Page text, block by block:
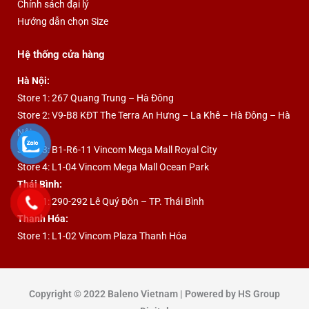
Chính sách đại lý
Hướng dẫn chọn Size
Hệ thống cửa hàng
Hà Nội:
Store 1: 267 Quang Trung – Hà Đông
Store 2: V9-B8 KĐT The Terra An Hưng – La Khê – Hà Đông – Hà
Nội
Store 3: B1-R6-11 Vincom Mega Mall Royal City
Store 4: L1-04 Vincom Mega Mall Ocean Park
Thái Bình:
Store 1: 290-292 Lê Quý Đôn – TP. Thái Bình
Thanh Hóa:
Store 1: L1-02 Vincom Plaza Thanh Hóa
Copyright © 2022 Baleno Vietnam | Powered by HS Group